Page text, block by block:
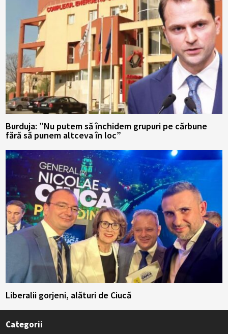
Burduja: ”Nu putem să închidem grupuri pe cărbune
fără să punem altceva în loc”
Liberalii gorjeni, alături de Ciucă
Categorii